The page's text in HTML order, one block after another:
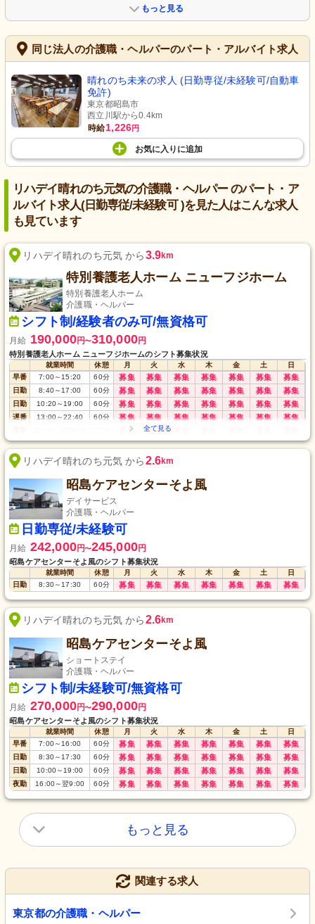
もっと見る
同じ法人の介護職・ヘルパーのパート・アルバイト求人
晴れのち未来の求人 (日勤専従/未経験可/自動車
免許)
東京都昭島市
西立川駅から0.4km
時給1,226円
お気に入り に追加
リハデイ晴れのち元気の介護職・ヘルパー のパート・ア
ルバイト求人(日勤専従/未経験可 )を見た人はこんな求人
も見ています
リハデイ晴れのち元気 から3.9km
特別養護老人ホーム ニューフジホーム
特別養護老人ホーム
介護職・ヘルパー
シフト制/経験者のみ可/無資格可
月給 190,000円〜310,000円
特別養護老人ホーム ニューフジホームのシフト募集状況
就業時間 休憩 月 火 水 木 金 土
日
早番
7:00～15:20 60分 募集 募集 募集 募集 募集 募集 募集
日勤 8:40～17:00 60分 募集 募集 募集 募集 募集 募集 募集
日勤 10:20～19:00 60分 募集 募集 募集 募集 募集 募集 募集
遅番 13:00～22:40 60分 募集 募集 募集 募集 募集 募集 募集
募集 募集
深夜 22:00～翌17:00 60分 募集 募集 募集 募集 募集 募集 募集
リハデイ晴れのち元気 から2.6km
昭島ケアセンターそよ風
デイサービス
介護職・ヘルパー
日勤専従/未経験可
月給 242,000円〜245,000円
昭島ケアセンターそよ風のシフト募集状況
就業時間 休憩 月 火 水 木 金 土
日
日勤
8:30～17:30 60分 募集 募集 募集 募集 募集 募集 募集
リハデイ晴れのち元気 から2.6km
昭島ケアセンターそよ風
ショートステイ
介護職・ヘルパー
シフト制/未経験可/無資格可
月給 270,000円〜290,000円
昭島ケアセンターそよ風のシフト募集状況
就業時間 休憩 月 火 水 木 金 土
日
早番
7:00～16:00 60分 募集 募集 募集 募集 募集 募集 募集
日勤 8:30～17:30 60分 募集 募集 募集 募集 募集 募集 募集
日勤 10:00～19:00 60分 募集 募集 募集 募集 募集 募集 募集
夜勤 16:00～翌9:00 60分 募集 募集 募集 募集 募集 募集 募集
もっと見る
関連する求人
東京都の介護職・ヘルパー